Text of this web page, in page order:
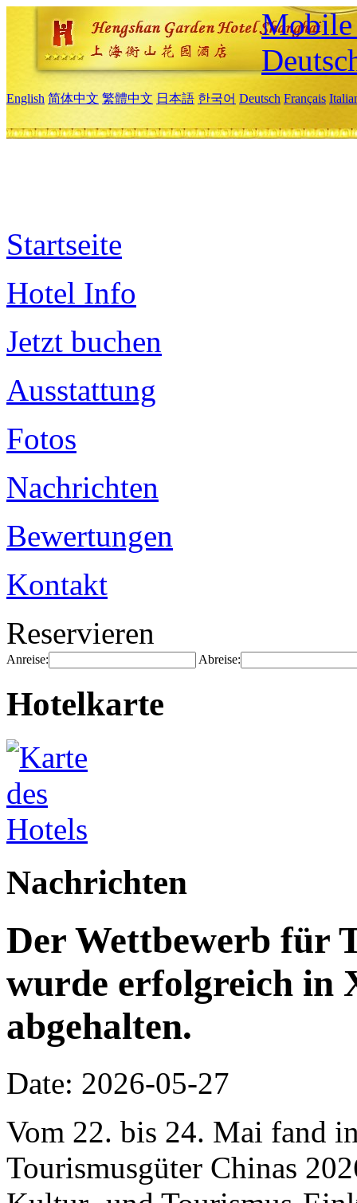
Mobile
English 简体中文 繁體中文 日本語 한국어 Deutsch Français
Startseite
Hotel Info
Jetzt buchen
Ausstattung
Fotos
Nachrichten
Bewertungen
Kontakt
Reservieren
Anreise: Abreise:
Hotelkarte
Nachrichten
Der Wettbewerb für
wurde erfolgreich in
abgehalten.
Date: 2026-05-27
Vom 22. bis 24. Mai fand
Tourismusgüter Chinas